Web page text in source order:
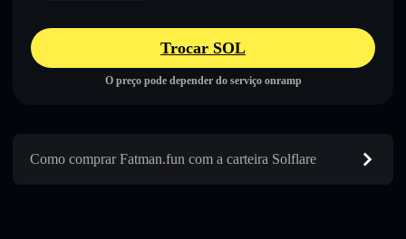
Trocar SOL
O preço pode depender do serviço onramp
Como comprar Fatman.fun com a carteira Solflare